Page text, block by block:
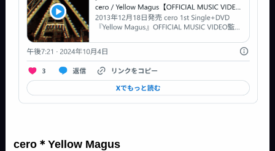
cero＊Yellow Magus